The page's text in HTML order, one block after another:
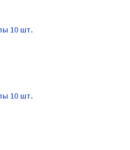
10 шт.
10 шт.